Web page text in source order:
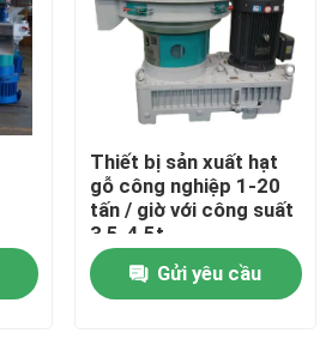
Thiết bị sản xuất hạt
gỗ công nghiệp 1-20
tấn / giờ với công suất
3,5-4,5t
Gửi yêu cầu